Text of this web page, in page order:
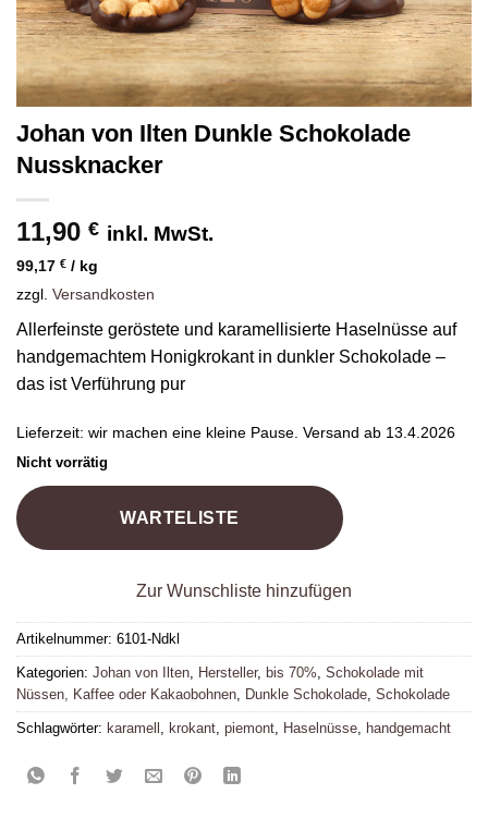
Johan von Ilten Dunkle Schokolade
Nussknacker
11,90 € inkl. MwSt.
99,17 € / kg
zzgl. Versandkosten
Allerfeinste geröstete und karamellisierte Haselnüsse auf
handgemachtem Honigkrokant in dunkler Schokolade –
das ist Verführung pur
Lieferzeit: wir machen eine kleine Pause. Versand ab 13.4.2026
Nicht vorrätig
WARTELISTE
Zur Wunschliste hinzufügen
Artikelnummer: 6101-Ndkl
Kategorien: Johan von Ilten, Hersteller, bis 70%, Schokolade mit
Nüssen, Kaffee oder Kakaobohnen, Dunkle Schokolade, Schokolade
Schlagwörter: karamell , krokant, piemont, Haselnüsse, handgemacht